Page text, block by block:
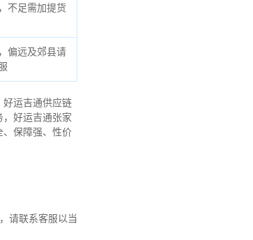
不足需加提货
偏远及郊县请
好运吉通供应链
好运吉通张家
、保障强、性价
请联系客服以当